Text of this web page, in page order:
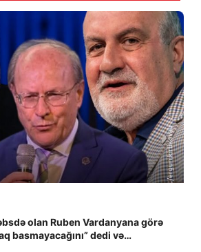
olan Ruben Vardanyana görə
basmayacağını” dedi və…